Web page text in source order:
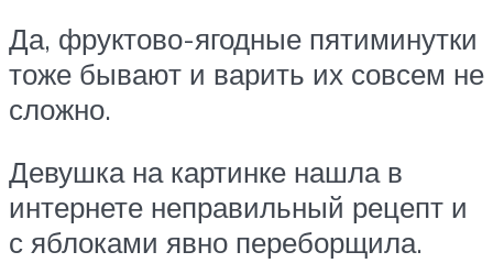
Да, фруктово-ягодные пятиминутки
тоже бывают и варить их совсем не
сложно.
Девушка на картинке нашла в
интернете неправильный рецепт и
с яблоками явно переборщила.